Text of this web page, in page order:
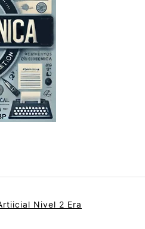
Nivel 2 Era